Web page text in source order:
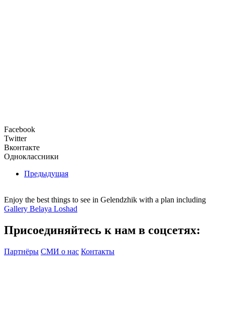
Facebook
Twitter
Вконтакте
Одноклассники
Предыдущая
Enjoy the best things to see in Gelendzhik with a plan including
Gallery Belaya Loshad
Присоединяйтесь к нам в соцсетях:
Партнёры СМИ о нас Контакты